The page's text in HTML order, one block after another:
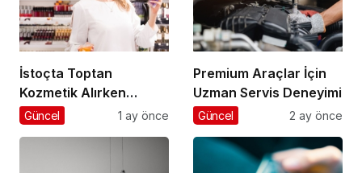
İstoçta Toptan
Kozmetik Alırken
Nelere Dikkat Edilmeli
Güncel 1 ay önce
Premium Araçlar İçin
Uzman Servis Deneyimi
Güncel 2 ay önce